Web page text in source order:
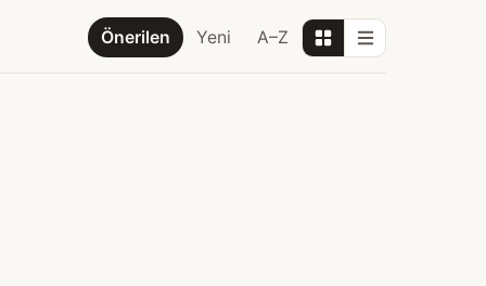
Önerilen Yeni A–Z